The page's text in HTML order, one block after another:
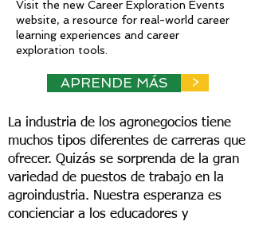
Visit the new Career Exploration Events
website, a resource for real-world career
learning experiences and career
exploration tools.
APRENDE MÁS >
La industria de los agronegocios tiene
muchos tipos diferentes de carreras que
ofrecer. Quizás se sorprenda de la gran
variedad de puestos de trabajo en la
agroindustria. Nuestra esperanza es
concienciar a los educadores y